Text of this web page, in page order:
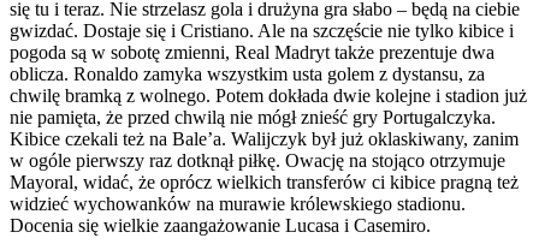
się tu i teraz. Nie strzelasz gola i drużyna gra słabo – będą na ciebie
gwizdać. Dostaje się i Cristiano. Ale na szczęście nie tylko kibice i
pogoda są w sobotę zmienni, Real Madryt także prezentuje dwa
oblicza. Ronaldo zamyka wszystkim usta golem z dystansu, za
chwilę bramką z wolnego. Potem dokłada dwie kolejne i stadion już
nie pamięta, że przed chwilą nie mógł znieść gry Portugalczyka.
Kibice czekali też na Bale’a. Walijczyk był już oklaskiwany, zanim
w ogóle pierwszy raz dotknął piłkę. Owację na stojąco otrzymuje
Mayoral, widać, że oprócz wielkich transferów ci kibice pragną też
widzieć wychowanków na murawie królewskiego stadionu.
Docenia się wielkie zaangażowanie Lucasa i Casemiro.